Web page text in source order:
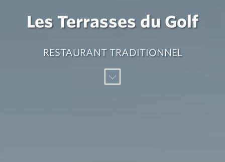
Les Terrasses du Golf
RESTAURANT TRADITIONNEL